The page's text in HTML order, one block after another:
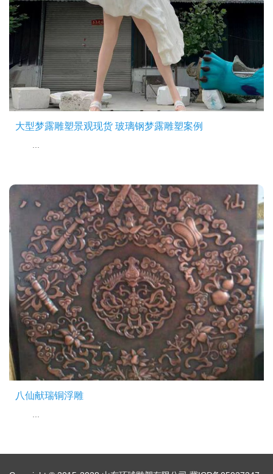
大型梦露雕塑景观现货 玻璃钢梦露雕塑案例
八仙献瑞铜浮雕
...